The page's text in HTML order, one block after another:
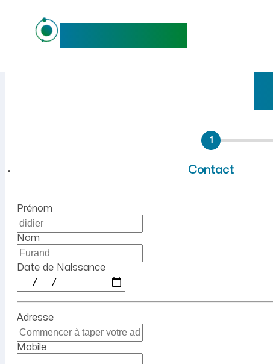
Emploi à Tartiers (Aisne) :
1
Contact
Prénom
Nom
Date de Naissance
Adresse
Mobile